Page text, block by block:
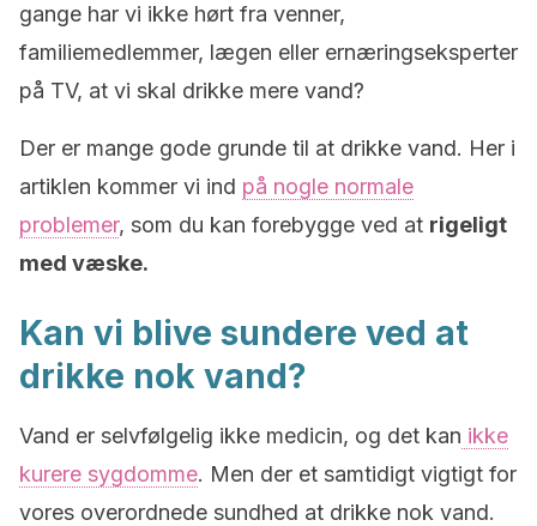
gange har vi ikke hørt fra venner,
familiemedlemmer, lægen eller ernæringseksperter
på TV, at vi skal drikke mere vand?
Der er mange gode grunde til at drikke vand. Her i
artiklen kommer vi ind på nogle normale
problemer, som du kan forebygge ved at rigeligt
med væske.
Kan vi blive sundere ved at
drikke nok vand?
Vand er selvfølgelig ikke medicin, og det kan ikke
kurere sygdomme. Men der et samtidigt vigtigt for
vores overordnede sundhed at drikke nok vand.